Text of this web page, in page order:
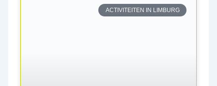
ACTIVITEITEN IN LIMBURG